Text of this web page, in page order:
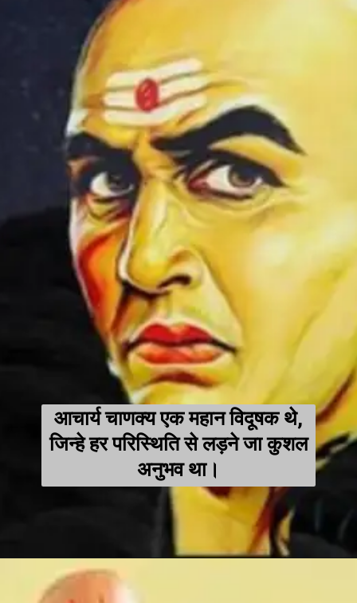
आचार्य चाणक्य एक महान विदूषक थे,
जिन्हे हर परिस्थिति से लड़ने जा कुशल
अनुभव था।